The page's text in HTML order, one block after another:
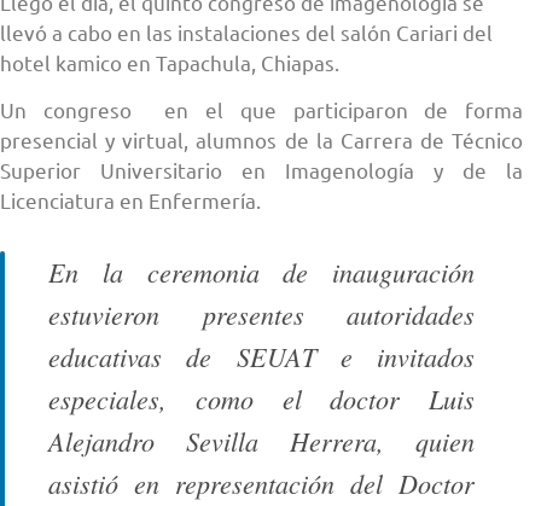
llevó a cabo en las instalaciones del salón Cariari del
hotel kamico en Tapachula, Chiapas.
Un congreso en el que participaron de forma
presencial y virtual, alumnos de la Carrera de Técnico
Superior Universitario en Imagenología y de la
Licenciatura en Enfermería.
En la ceremonia de inauguración
estuvieron presentes autoridades
educativas de SEUAT e invitados
especiales, como el doctor Luis
Alejandro Sevilla Herrera, quien
asistió en representación del Doctor